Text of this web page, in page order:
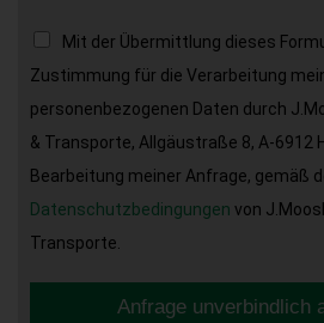
Mit der Übermittlung dieses
Zustimmung für die Verarbeitung
personenbezogenen Daten durch
& Transporte, Allgäustraße 8, A-6912
Bearbeitung meiner Anfrage, gemäß
Datenschutzbedingungen von
Transporte.
Anfrage unverbindlich